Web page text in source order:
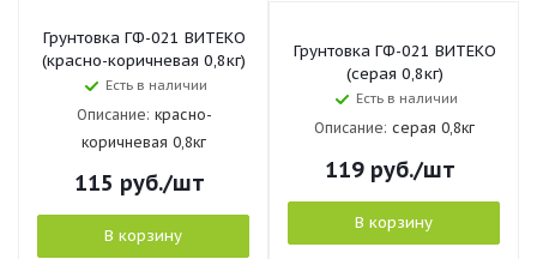
Грунтовка ГФ-021 ВИТЕКО
(красно-коричневая 0,8кг)
Есть в наличии
Описание: красно-
коричневая 0,8кг
115 руб./шт
В корзину
Грунтовка ГФ-021 ВИТЕКО
(серая 0,8кг)
Есть в наличии
Описание: серая 0,8кг
119 руб./шт
В корзину